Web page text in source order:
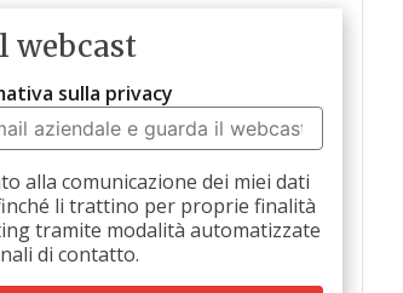
webcast
sulla privacy
alla comunicazione dei miei dati
li trattino per proprie finalità
tramite modalità automatizzate
di contatto.